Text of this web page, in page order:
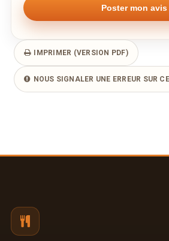
Plus d'infos à télécharger
Menu PDF
23/07/2014 — 33,75 Ko
IMPRIMER (VERSION PDF)
NOUS SIGNALER UNE ERREUR SUR